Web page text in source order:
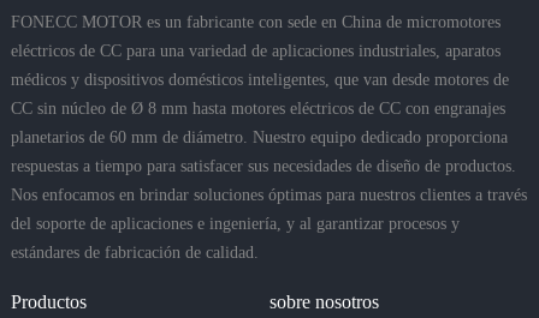
FONECC MOTOR es un fabricante con sede en China de micromotores
eléctricos de CC para una variedad de aplicaciones industriales, aparatos
médicos y dispositivos domésticos inteligentes, que van desde motores de
CC sin núcleo de Ø 8 mm hasta motores eléctricos de CC con engranajes
planetarios de 60 mm de diámetro. Nuestro equipo dedicado proporciona
respuestas a tiempo para satisfacer sus necesidades de diseño de productos.
Nos enfocamos en brindar soluciones óptimas para nuestros clientes a través
del soporte de aplicaciones e ingeniería, y al garantizar procesos y
estándares de fabricación de calidad.
Productos sobre nosotros